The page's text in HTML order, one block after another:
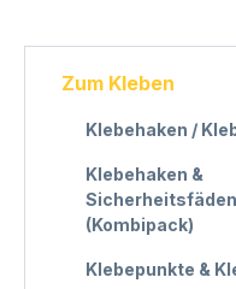
Zum Kleben
Klebehaken /
Klebehaken &
Sicherheitsfäden
(Kombipack)
Klebepunkte &